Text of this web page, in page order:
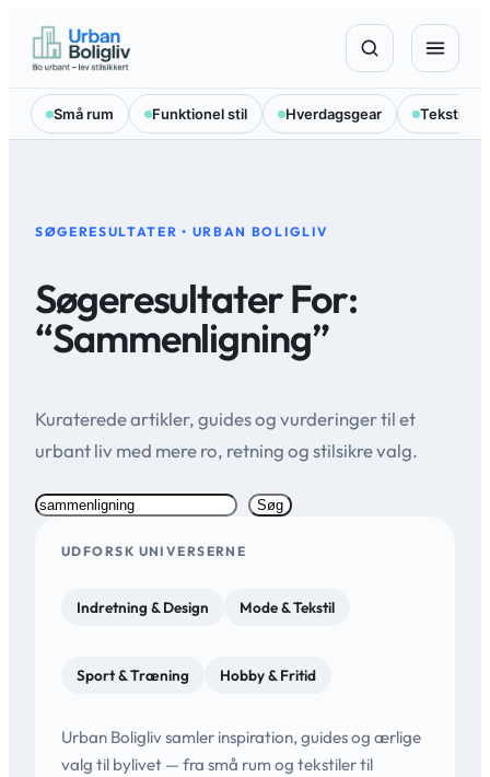
Spring
indhold
Små rum Funktionel stil Hverdagsgear
SØGERESULTATER • URBAN BOLIGLIV
Søgeresultater For:
“sammenligning”
Kuraterede artikler, guides og vurderinger til et
urbant liv med mere ro, retning og stilsikre valg.
S
Søg
UDFORSK UNIVERSERNE
Indretning & Design Mode & Tekstil
Sport & Træning Hobby & Fritid
Urban Boligliv samler inspiration, guides og ærlige
valg til bylivet — fra små rum og tekstiler til